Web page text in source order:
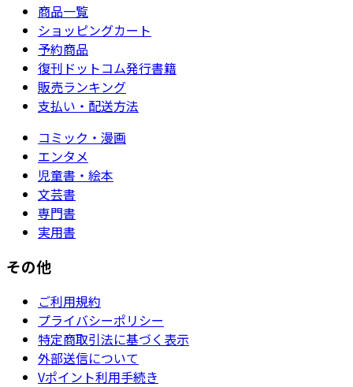
商品一覧
ショッピングカート
予約商品
復刊ドットコム発行書籍
販売ランキング
支払い・配送方法
コミック・漫画
エンタメ
児童書・絵本
文芸書
専門書
実用書
その他
ご利用規約
プライバシーポリシー
特定商取引法に基づく表示
外部送信について
Vポイント利用手続き